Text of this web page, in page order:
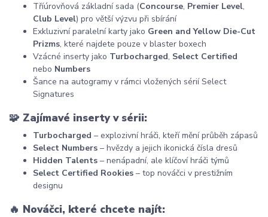
Tříúrovňová základní sada (Concourse, Premier Level,
Club Level) pro větší výzvu při sbírání
Exkluzivní paralelní karty jako Green and Yellow Die-Cut
Prizms, které najdete pouze v blaster boxech
Vzácné inserty jako Turbocharged, Select Certified
nebo Numbers
Šance na autogramy v rámci vložených sérií Select
Signatures
🧩 Zajímavé inserty v sérii:
Turbocharged – explozivní hráči, kteří mění průběh zápasů
Select Numbers – hvězdy a jejich ikonická čísla dresů
Hidden Talents – nenápadní, ale klíčoví hráči týmů
Select Certified Rookies – top nováčci v prestižním
designu
🔥 Nováčci, které chcete najít: